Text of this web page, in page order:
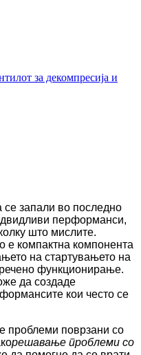
за декомпресија и
запали во последно
перформанси,
што мислите.
е компактна компонента
на стартувањето на
функционирање.
да создаде
кои често се
проблеми поврзани со
решавање проблеми со